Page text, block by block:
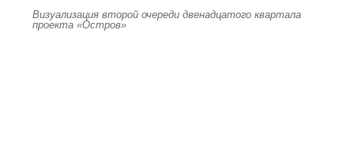
Визуализация второй очереди двенадцатого квартала
проекта «Остров»